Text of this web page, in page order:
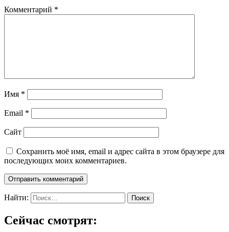
Комментарий *
Имя *
Email *
Сайт
Сохранить моё имя, email и адрес сайта в этом браузере для
последующих моих комментариев.
Найти:
Сейчас смотрят: